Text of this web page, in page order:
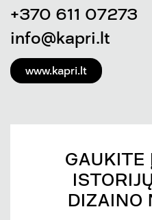
+370 611 07273
info@kapri.lt
www.kapri.lt
GAUKITE
DIZAINO